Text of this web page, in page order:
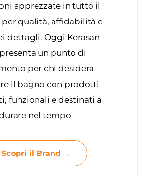
apprezzate in tutto il
qualità, affidabilità e
dettagli. Oggi Kerasan
un punto di
per chi desidera
il bagno con prodotti
funzionali e destinati a
nel tempo.
Scopri il Brand →